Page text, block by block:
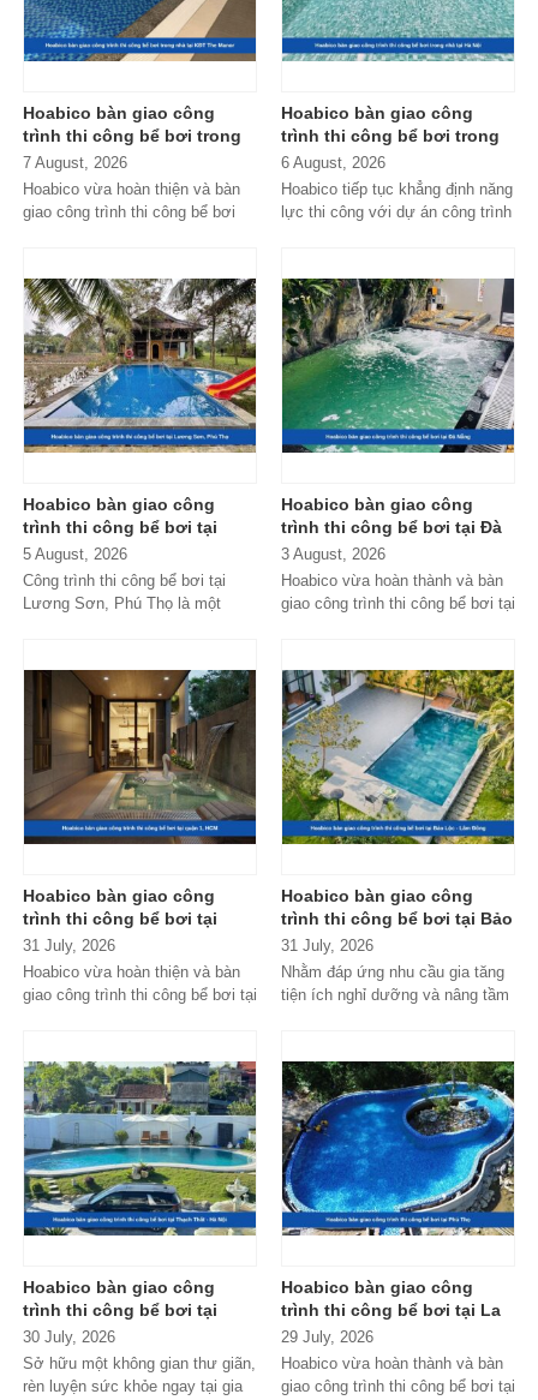
Hoabico bàn giao công
trình thi công bể bơi trong
nhà tại KĐT The Manor
7 August, 2026
Hoabico vừa hoàn thiện và bàn
giao công trình thi công bể bơi
Hoabico bàn giao công
trình thi công bể bơi trong
nhà tại Hà Nội
6 August, 2026
Hoabico tiếp tục khẳng định năng
lực thi công với dự án công trình
Hoabico bàn giao công
trình thi công bể bơi tại
Lương Sơn, Phú Thọ
5 August, 2026
Công trình thi công bể bơi tại
Lương Sơn, Phú Thọ là một
Hoabico bàn giao công
trình thi công bể bơi tại Đà
Nẵng
3 August, 2026
Hoabico vừa hoàn thành và bàn
giao công trình thi công bể bơi tại
Hoabico bàn giao công
trình thi công bể bơi tại
quận 1, HCM
31 July, 2026
Hoabico vừa hoàn thiện và bàn
giao công trình thi công bể bơi tại
Hoabico bàn giao công
trình thi công bể bơi tại Bảo
Lộc - Lâm Đồng
31 July, 2026
Nhằm đáp ứng nhu cầu gia tăng
tiện ích nghỉ dưỡng và nâng tầm
Hoabico bàn giao công
trình thi công bể bơi tại
Thạch Thất - Hà Nội
30 July, 2026
Sở hữu một không gian thư giãn,
rèn luyện sức khỏe ngay tại gia
Hoabico bàn giao công
trình thi công bể bơi tại La
Phủ - Phú Thọ
29 July, 2026
Hoabico vừa hoàn thành và bàn
giao công trình thi công bể bơi tại